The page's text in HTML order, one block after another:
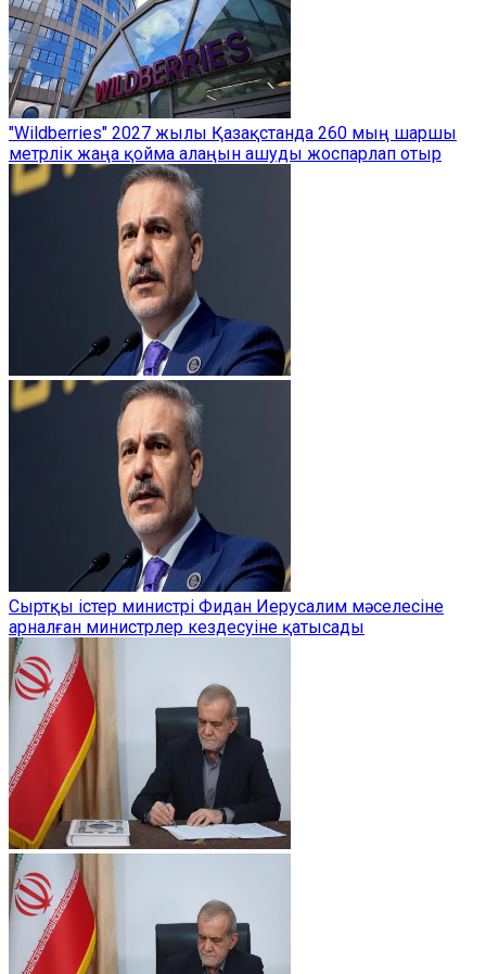
"Wildberries" 2027 жылы Қазақстанда 260 мың шаршы
метрлік жаңа қойма алаңын ашуды жоспарлап отыр
Сыртқы істер министрі Фидан Иерусалим мәселесіне
арналған министрлер кездесуіне қатысады